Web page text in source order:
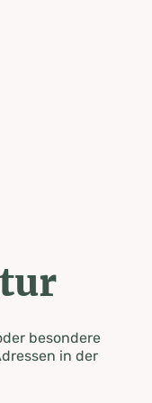
besondere
in der